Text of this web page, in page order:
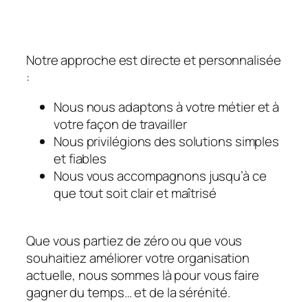
Notre approche est directe et personnalisée
:
Nous nous adaptons à votre métier et à
votre façon de travailler
Nous privilégions des solutions simples
et fiables
Nous vous accompagnons jusqu’à ce
que tout soit clair et maîtrisé
Que vous partiez de zéro ou que vous
souhaitiez améliorer votre organisation
actuelle, nous sommes là pour vous faire
gagner du temps… et de la sérénité.